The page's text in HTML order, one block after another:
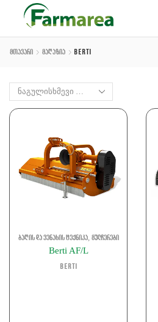
Მთავარი Მაღაზია Berti
ბაღის და ვენახის ტექნიკა, მულჩერები
Berti AF/L
Berti